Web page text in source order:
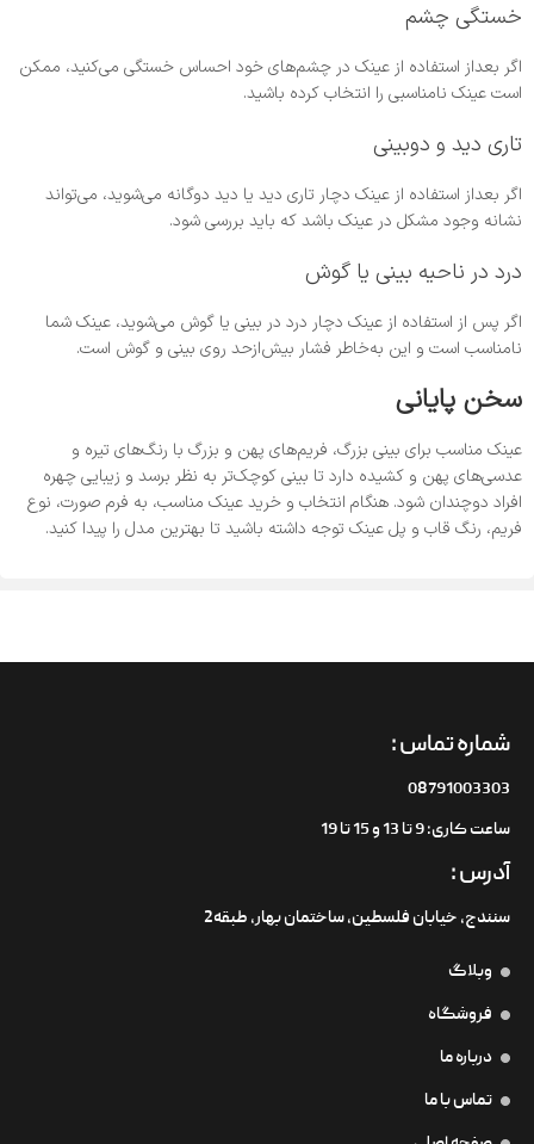
خستگی چشم
اگر بعداز استفاده از عینک در چشم‌های خود احساس خستگی می‌کنید، ممکن
است عینک نامناسبی را انتخاب کرده باشید.
تاری دید و دوبینی
اگر بعداز استفاده از عینک دچار تاری دید یا دید دوگانه می‌شوید، می‌تواند
نشانه وجود مشکل در عینک باشد که باید بررسی شود.
درد در ناحیه بینی یا گوش
اگر پس از استفاده از عینک دچار درد در بینی یا گوش می‌شوید، عینک شما
نامناسب است و این به‌‌خاطر فشار بیش‌از‌حد روی بینی و گوش است.
سخن پایانی
عینک مناسب برای بینی بزرگ، فریم‌های پهن و بزرگ با رنگ‌های تیره و
عدسی‌های پهن و کشیده دارد تا بینی کوچک‌تر به ‌نظر برسد و زیبایی چهره
افراد دوچندان شود. هنگام انتخاب و خرید عینک مناسب، به فرم صورت، نوع
فریم، رنگ قاب و پل عینک توجه داشته باشید تا بهترین مدل را پیدا کنید.
شماره تماس :
08791003303
ساعت کاری: 9 تا 13 و 15 تا 19
آدرس :
سنندج، خیابان فلسطین،‌ ساختمان بهار، طبقه2
وبلاگ
فروشگاه
درباره ما
تماس با ما